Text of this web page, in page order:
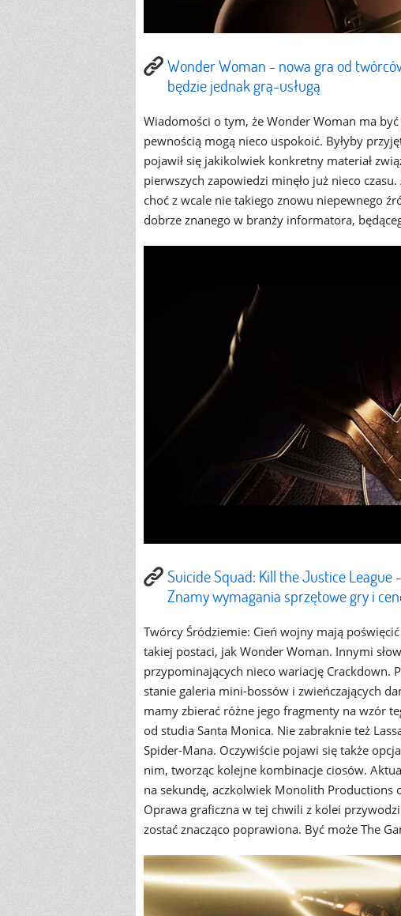
Wonder Woman - nowa gra od
będzie jednak grą-usługą
Wiadomości o tym, że Wonder Woman ma
pewnością mogą nieco uspokoić. Byłyby
pojawił się jakikolwiek konkretny materiał
pierwszych zapowiedzi minęło już nieco
choć z wcale nie takiego znowu niepewnego
dobrze znanego w branży informatora,
Suicide Squad: Kill the Justice
Znamy wymagania sprzętowe gry i
Twórcy Śródziemie: Cień wojny mają
takiej postaci, jak Wonder Woman. Innymi
przypominających nieco wariację Crackdown.
stanie galeria mini-bossów i zwieńczających
mamy zbierać różne jego fragmenty na wzór
od studia Santa Monica. Nie zabraknie też
Spider-Mana. Oczywiście pojawi się także
nim, tworząc kolejne kombinacje ciosów.
na sekundę, aczkolwiek Monolith Productions
Oprawa graficzna w tej chwili z kolei
zostać znacząco poprawiona. Być może The